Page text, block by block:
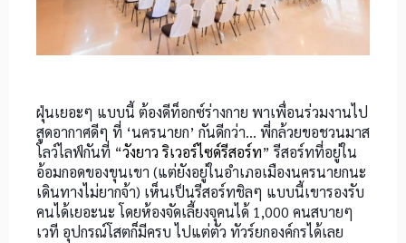
ฝุ่นเยอะๆ แบบนี้ ต้องดีท็อกซ์ร่างกาย พาเพื่อนร่วมงานไป
สูดอากาศดีๆ ที่ ‘นครนายก’ กันดีกว่า… พี่กล้วยขอชวนมาส
โลว์ไลฟ์กันที่ “วังยาว ริเวอร์ไซด์รีสอร์ท”รีสอร์ทที่อยู่ใน
อ้อมกอดของขุนเขา (แต่ยังอยู่ในอำเภอเมืองนครนายกนะ
เดินทางไม่ยากจ้า) เห็นเป็นรีสอร์ทชิลๆ แบบนี้เขารองรับ
คนได้เยอะนะ โดยห้องจัดเลี้ยงจุคนได้ 1,000 คนสบายๆ
เวที อุปกรณ์โสตก็มีครบ ไปแต่ตัว ทัวร์ยกองค์กรได้เลย